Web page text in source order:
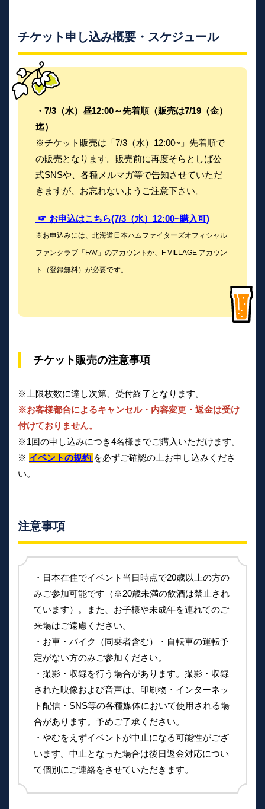
チケット申し込み概要・スケジュール
・7/3（水）昼12:00～先着順（販売は7/19（金）
迄）
※チケット販売は「7/3（水）12:00~」先着順で
の販売となります。販売前に再度そらとしば公
式SNSや、各種メルマガ等で告知させていただ
きますが、お忘れないようご注意下さい。
☞ お申込はこちら(7/3（水）12:00~購入可)
※お申込みには、北海道日本ハムファイターズオフィシャル
ファンクラブ「FAV」のアカウントか、F VILLAGE アカウン
ト（登録無料）が必要です。
チケット販売の注意事項
※上限枚数に達し次第、受付終了となります。
※お客様都合によるキャンセル・内容変更・返金は受け
付けておりません。
※1回の申し込みにつき4名様までご購入いただけます。
※ イベントの規約 を必ずご確認の上お申し込みくださ
い。
注意事項
・日本在住でイベント当日時点で20歳以上の方の
みご参加可能です（※20歳未満の飲酒は禁止され
ています）。また、お子様や未成年を連れてのご
来場はご遠慮ください。
・お車・バイク（同乗者含む）・自転車の運転予
定がない方のみご参加ください。
・撮影・収録を行う場合があります。撮影・収録
された映像および音声は、印刷物・インターネッ
ト配信・SNS等の各種媒体において使用される場
合があります。予めご了承ください。
・やむをえずイベントが中止になる可能性がござ
います。中止となった場合は後日返金対応につい
て個別にご連絡をさせていただきます。